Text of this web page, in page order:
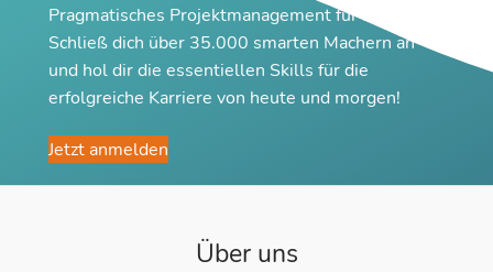
Pragmatisches Projektmanagement für Macher
Schließ dich über 35.000 smarten Machern an
und hol dir die essentiellen Skills für die
erfolgreiche Karriere von heute und morgen!
Jetzt anmelden
Über uns